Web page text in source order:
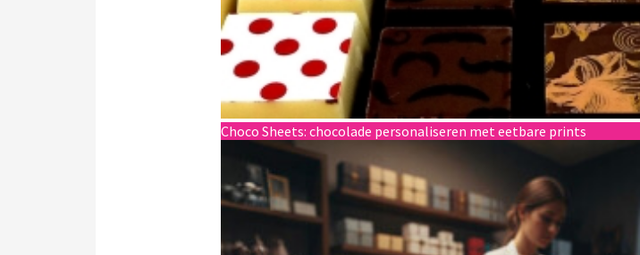
Choco Sheets: chocolade personaliseren met eetbare prints